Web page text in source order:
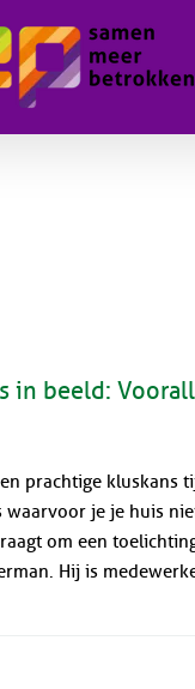
in beeld:
prachtige kluskans
waarvoor je je huis
om een
Hij is